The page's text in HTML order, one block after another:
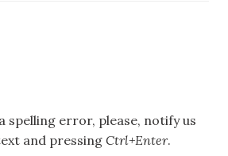
spelling error, please, notify us
and pressing Ctrl+Enter.